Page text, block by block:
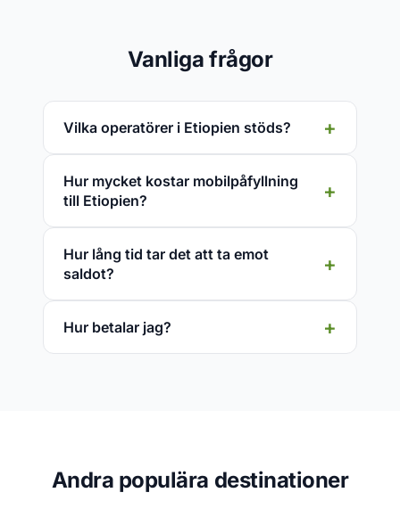
Vanliga frågor
Vilka operatörer i Etiopien stöds?
Hur mycket kostar mobilpåfyllning
till Etiopien?
Hur lång tid tar det att ta emot
saldot?
Hur betalar jag?
Andra populära destinationer